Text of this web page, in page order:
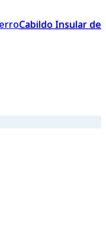
Cabildo Insular de